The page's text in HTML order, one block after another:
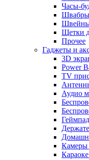
Часы-
Швабры
Щетки
Прочее
Гаджеты и
3D
Power
TV
Аудио
Камеры